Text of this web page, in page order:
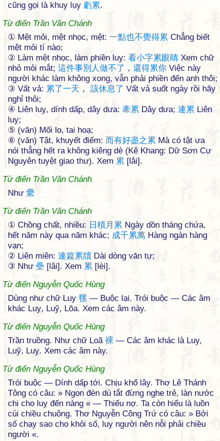
cũng gọi là khuy lụy 虧累.
Từ điển Trần Văn Chánh
① Mệt mỏi, mệt nhọc, mệt: 一點也不覺得累 Chẳng biết
mệt mỏi tí nào;
② Làm mệt nhọc, làm phiền luỵ: 看小字累眼睛 Xem chữ
nhỏ mỏi mắt; 這件事別 人做不了 ， 還得累你 Việc này
người khác làm không xong, vẫn phải phiền đến anh thôi;
③ Vất vả: 累了一天 ， 該休息了 Vất vả suốt ngày rồi hãy
nghỉ thôi;
④ Liên luỵ, dính dấp, dây dưa: 牽累 Dây dưa; 連累 Liên
luỵ;
⑤ (văn) Mối lo, tai hoạ;
⑥ (văn) Tật, khuyết điểm: 而有好盡之 累 Mà có tật ưa
nói thẳng hết ra không kiêng dè (Kê Khang: Dữ Sơn Cự
Nguyên tuyệt giao thư). Xem 累 [lâi].
Từ điển Trần Văn Chánh
Như 纍
Từ điển Trần Văn Chánh
① Chồng chất, nhiều: 日 積月 累 Ngày dồn tháng chứa,
hết năm này qua năm khác; 成千累萬 Hàng ngàn hàng
vạn;
② Liên miên: 連篇累牘 Dài dòng văn tự;
③ Như 壘 [lâi]. Xem 累 [lèi].
Từ điển Nguyễn Quốc Hùng
Dùng như chữ Luy 㹎 — Buộc lại. Trói buộc — Các âm
khác Luỵ, Luỹ, Lõa. Xem các âm này.
Từ điển Nguyễn Quốc Hùng
Trần truồng. Như chữ Loã 裸 — Các âm khác là Luy,
Luỹ, Luỵ. Xem các âm này.
Từ điển Nguyễn Quốc Hùng
Trói buộc — Dính dấp tới. Chịu khổ lây. Thơ Lê Thánh
Tông có câu: » Ngọn đèn dù tắt đừng nghe trẻ, làn nước
chi cho luỵ đến nàng « — Thiếu nợ. Ta còn hiểu là luồn
cúi chiều chuộng. Thơ Nguyễn Công Trứ có câu: » Bởi
số chạy sao cho khỏi số, luỵ người nên nỗi phải chiều
người «.